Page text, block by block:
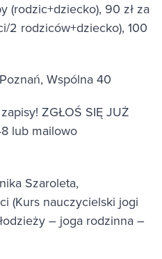
(rodzic+dziecko), 90 zł za
2 rodziców+dziecko), 100
Wspólna 40
ZGŁOŚ SIĘ JUŻ
lub mailowo
Szaroleta,
(Kurs nauczycielski jogi
– joga rodzinna –